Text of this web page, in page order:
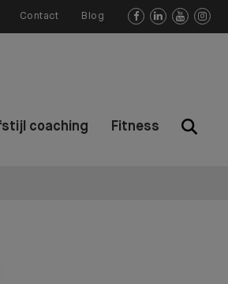
Contact Blog    
coaching Fitness